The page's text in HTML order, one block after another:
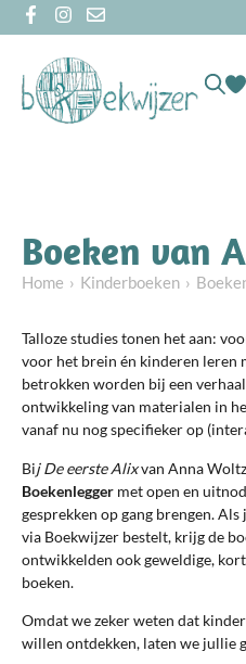
Boeken van
Home Kinderboeken
Talloze studies tonen het aan:
voor het brein én kinderen leren
betrokken worden bij een
ontwikkeling van materialen in
vanaf nu nog specifieker op
Bij De eerste Alixvan Anna
Boekenlegger met open en
gesprekken op gang brengen.
via Boekwijzer bestelt, krijg de
ontwikkelden ook geweldige,
boeken.
Omdat we zeker weten dat
willen ontdekken, laten we jullie